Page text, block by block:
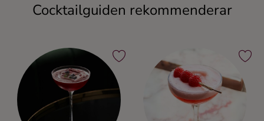
Cocktailguiden rekommenderar